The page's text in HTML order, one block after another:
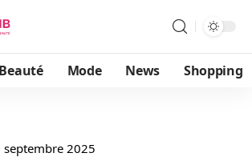
Beauté Mode News Shopping
septembre 2025